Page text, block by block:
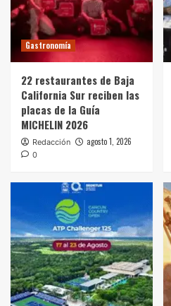
Gastronomía
22 restaurantes de Baja
California Sur reciben las
placas de la Guía
MICHELIN 2026
Redacción agosto 1, 2026
0